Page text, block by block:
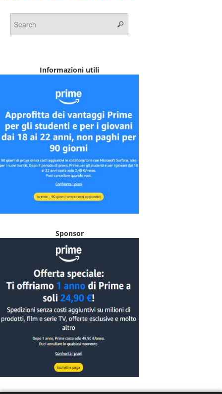
Informazioni utili
Sponsor